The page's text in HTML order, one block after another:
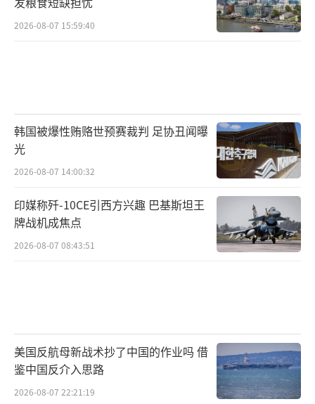
2026-08-07 15:59:40
韩国被爆性贿赂世预赛裁判 足协丑闻曝
光
2026-08-07 14:00:32
印媒称歼-10CE引西方兴趣 巴基斯坦王
牌战机成焦点
2026-08-07 08:43:51
美国反航母新战术抄了中国的作业吗 借
鉴中国反介入思路
2026-08-07 22:21:19